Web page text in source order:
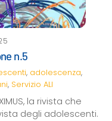
n.5
, adolescenza,
, Servizio ALI
la rivista che
degli adolescenti.